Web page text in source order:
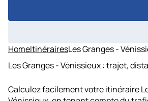
HomeItinérairesLes Granges -
Les Granges - Vénissieux : trajet,
Calculez facilement votre itinéraire